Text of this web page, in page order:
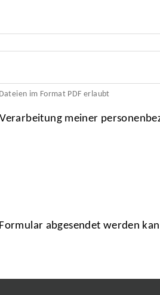
im Format PDF erlaubt
meiner
abgesendet werden